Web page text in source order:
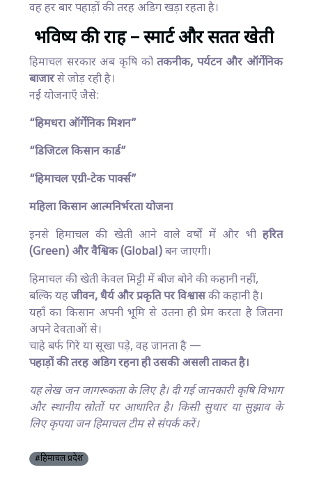
वह हर बार पहाड़ों की तरह अडिग खड़ा रहता है।
भविष्य की राह – स्मार्ट और सतत खेती
हिमाचल सरकार अब कृषि कोतकनीक, पर्यटन और ऑर्गेनिक
बाजारसे जोड़ रही है।
नई योजनाएँ जैसे:
“हिमधरा ऑर्गेनिक मिशन”
“डिजिटल किसान कार्ड”
“हिमाचल एग्री-टेक पार्क्स”
महिला किसान आत्मनिर्भरता योजना
इनसे हिमाचल की खेती आने वाले वर्षों में और भी हरित
(Green) और वैश्विक (Global)बन जाएगी।
हिमाचल की खेती केवल मिट्टी में बीज बोने की कहानी नहीं,
बल्कि यहजीवन, धैर्य और प्रकृति पर विश्वासकी कहानी है।
यहाँ का किसान अपनी भूमि से उतना ही प्रेम करता है जितना
अपने देवताओं से।
चाहे बर्फ गिरे या सूखा पड़े, वह जानता है —
पहाड़ों की तरह अडिग रहना ही उसकी असली ताकत है।
यह लेख जन जागरूकता के लिए है। दी गई जानकारी कृषि विभाग
और स्थानीय स्रोतों पर आधारित है। किसी सुधार या सुझाव के
लिए कृपया जन हिमाचल टीम से संपर्क करें।
#हिमाचल प्रदेश